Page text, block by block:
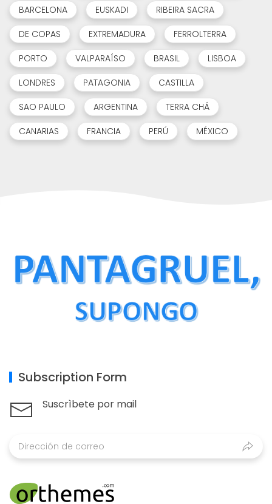
BARCELONA
EUSKADI
RIBEIRA SACRA
DE COPAS
EXTREMADURA
FERROLTERRA
PORTO
VALPARAÍSO BRASIL
LISBOA
LONDRES
PATAGONIA
CASTILLA
SAO PAULO
ARGENTINA
TERRA CHÁ
CANARIAS
FRANCIA PERÚ MÉXICO
Subscription Form
Suscrìbete por mail